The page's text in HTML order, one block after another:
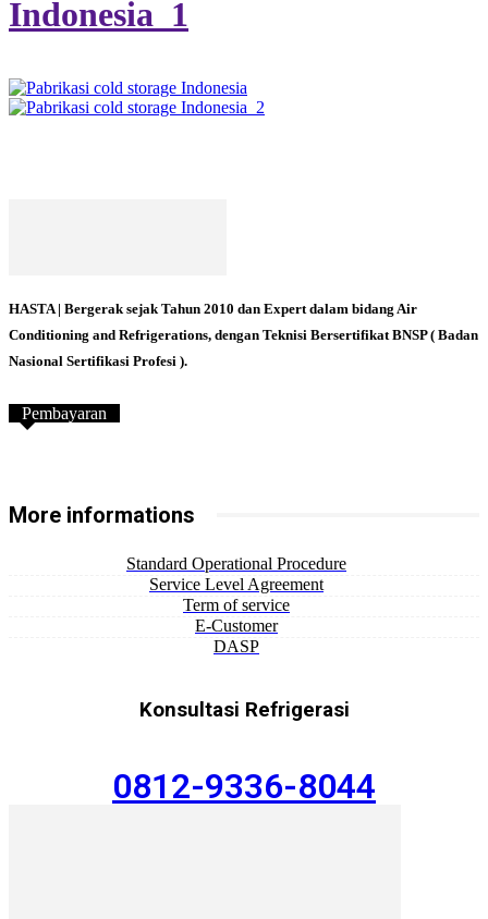
Indonesia_1
HASTA | Bergerak sejak Tahun 2010 dan Expert dalam bidang Air
Conditioning and Refrigerations, dengan Teknisi Bersertifikat BNSP ( Badan
Nasional Sertifikasi Profesi ).
Pembayaran
More informations
Standard Operational Procedure
Service Level Agreement
Term of service
E-Customer
DASP
Konsultasi Refrigerasi
0812-9336-8044